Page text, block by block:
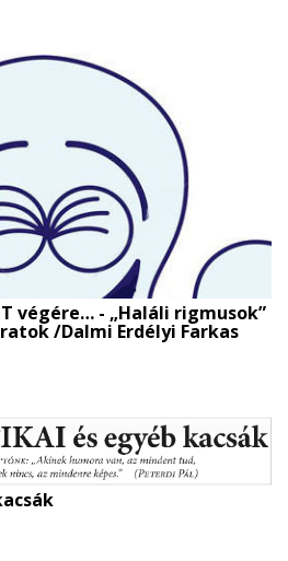
végére… - „Haláli rigmusok”
/Dalmi Erdélyi Farkas